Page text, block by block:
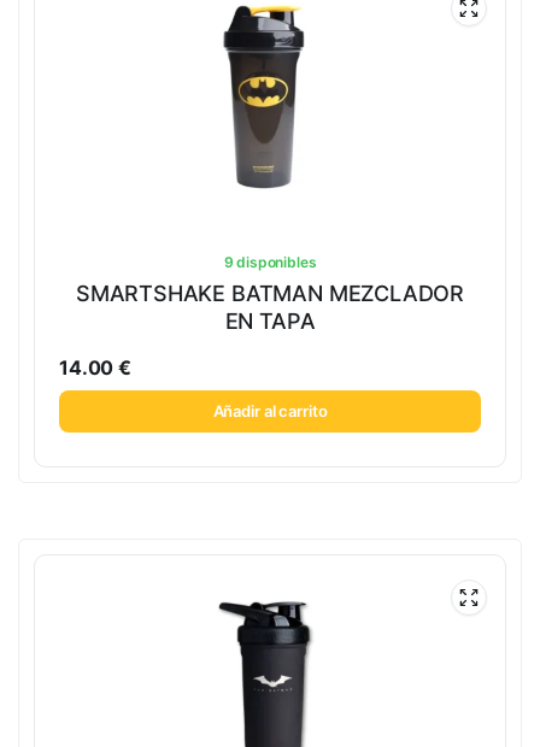
9 disponibles
SMARTSHAKE BATMAN MEZCLADOR
EN TAPA
14.00€
Añadir al carrito